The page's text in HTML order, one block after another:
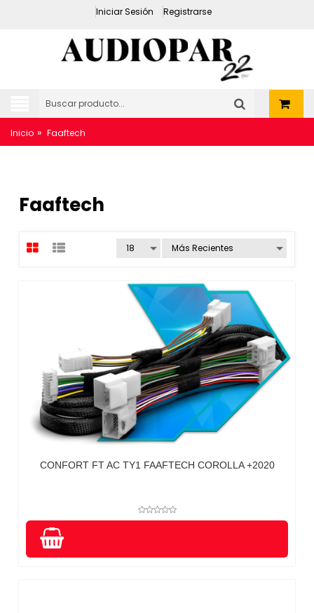
Iniciar Sesión Registrarse
Inicio » Faaftech
Faaftech
CONFORT FT AC TY1 FAAFTECH COROLLA +2020